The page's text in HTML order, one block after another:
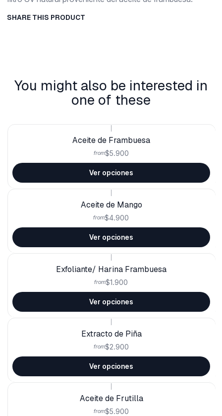
SHARE THIS PRODUCT
You might also be interested in
one of these
Aceite de Frambuesa
from$5.900
Ver opciones
Aceite de Mango
from$4.900
Ver opciones
Exfoliante/ Harina Frambuesa
from$1.900
Ver opciones
Extracto de Piña
from$2.900
Ver opciones
Aceite de Frutilla
from$5.900